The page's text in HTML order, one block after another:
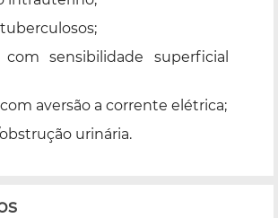
com sensibilidade superficial
aversão a corrente elétrica;
urinária.